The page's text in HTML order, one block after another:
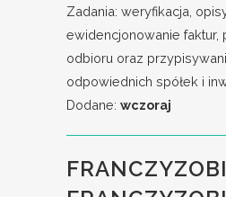
Zadania: weryfikacja,
ewidencjonowanie faktur,
odbioru oraz
odpowiednich spółek i
Dodane: wczoraj